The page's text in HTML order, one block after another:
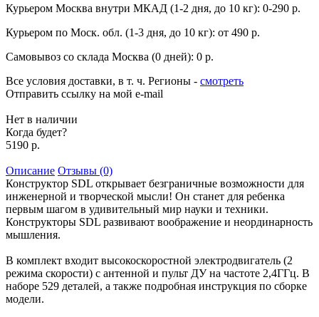
Курьером Москва внутри МКАД (1-2 дня, до 10 кг): 0-290 р.
Курьером по Моск. обл. (1-3 дня, до 10 кг): от 490 р.
Самовывоз со склада Москва (0 дней): 0 р.
Все условия доставки, в т. ч. Регионы - смотреть
Отправить ссылку на мой e-mail
Нет в наличии
Когда будет?
5190 р.
Описание Отзывы (0)
Конструктор SDL открывает безграничные возможности для
инженерной и творческой мысли! Он станет для ребенка
первым шагом в удивительный мир науки и техники.
Конструкторы SDL развивают воображение и неординарность
мышления.
В комплект входит высокоскоростной электродвигатель (2
режима скорости) с антенной и пульт ДУ на частоте 2,4ГГц. В
наборе 529 деталей, а также подробная инструкция по сборке
модели.